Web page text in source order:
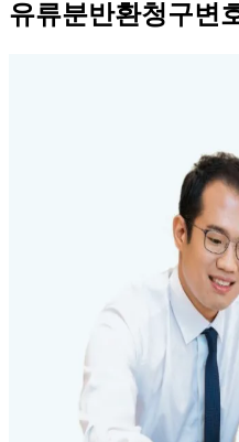
유류분반환청구변